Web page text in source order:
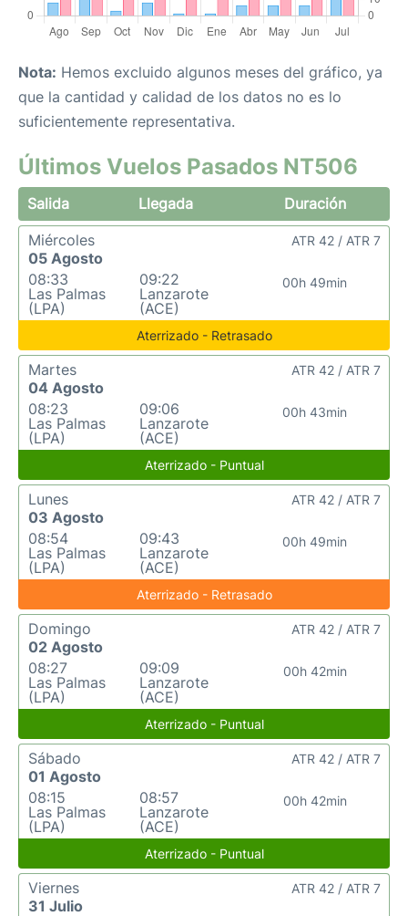
Nota: Hemos excluido algunos meses del gráfico, ya
que la cantidad y calidad de los datos no es lo
suficientemente representativa.
Últimos Vuelos Pasados NT506
Salida Llegada
Duración
Miércoles
05 Agosto
08:33
Las Palmas
(LPA)
09:22
Lanzarote
(ACE)
00h 49min
ATR 42 / ATR 7
Aterrizado - Retrasado
Martes
04 Agosto
08:23
Las Palmas
(LPA)
09:06
Lanzarote
(ACE)
00h 43min
ATR 42 / ATR 7
Aterrizado - Puntual
Lunes
03 Agosto
08:54
Las Palmas
(LPA)
09:43
Lanzarote
(ACE)
00h 49min
ATR 42 / ATR 7
Aterrizado - Retrasado
Domingo
02 Agosto
08:27
Las Palmas
(LPA)
09:09
Lanzarote
(ACE)
00h 42min
ATR 42 / ATR 7
Aterrizado - Puntual
Sábado
01 Agosto
08:15
Las Palmas
(LPA)
08:57
Lanzarote
(ACE)
00h 42min
ATR 42 / ATR 7
Aterrizado - Puntual
Viernes
31 Julio
ATR 42 / ATR 7